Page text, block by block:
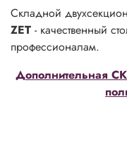
Дополнительная
Складной
ZET - качественный
профессионалам.